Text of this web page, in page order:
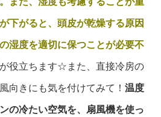
下がると、頭皮が乾燥する原因
湿度を適切に保つことが必要不
役立ちます☆また、直接冷房の
向きにも気を付けてみて！ 温度
の冷たい空気を、扇風機を使っ